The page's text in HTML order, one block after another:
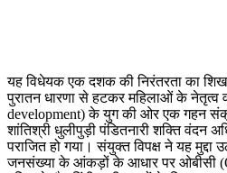
यह विधेयक एक दशक की निरंतरता का
पुरातन धारणा से हटकर महिलाओं के नेतृत्व
development) के युग की ओर एक गहन
शांतिश्री धुलीपुड़ी पंडितनारी शक्ति वंदन
पराजित हो गया। संयुक्त विपक्ष ने यह मुद्दा
जनसंख्या के आंकड़ों के आधार पर ओबीसी